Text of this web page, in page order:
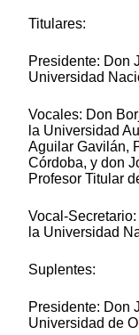
Titulares:
Presidente: Don
Universidad
Vocales: Don
la Universidad
Aguilar Gavilán,
Córdoba, y don
Profesor Titular
Vocal-
la Universidad
Suplentes:
Presidente: Don
Universidad de